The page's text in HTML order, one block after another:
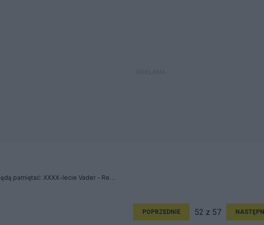
...w Piekle będą pamiętać: XXXX-lecie Vader - Relacja
POPRZEDNIE 52 z 57